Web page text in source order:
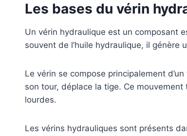
Les bases du vérin
Un vérin hydraulique est un composant
souvent de l’huile hydraulique, il
Le vérin se compose principalement
son tour, déplace la tige. Ce
lourdes.
Les vérins hydrauliques sont présents